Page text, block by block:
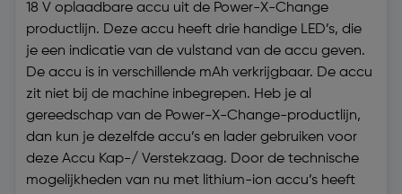
18 V oplaadbare accu uit de Power-X-Change
productlijn. Deze accu heeft drie handige LED’s, die
je een indicatie van de vulstand van de accu geven.
De accu is in verschillende mAh verkrijgbaar. De accu
zit niet bij de machine inbegrepen. Heb je al
gereedschap van de Power-X-Change-productlijn,
dan kun je dezelfde accu’s en lader gebruiken voor
deze Accu Kap-/ Verstekzaag. Door de technische
mogelijkheden van nu met lithium-ion accu’s heeft